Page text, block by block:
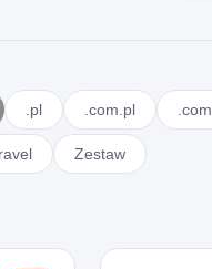
.pl .com.pl .com
Zestaw